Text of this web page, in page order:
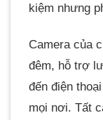
kiệm nhưng
Camera của
đêm, hỗ trợ
đến điện
mọi nơi. Tất